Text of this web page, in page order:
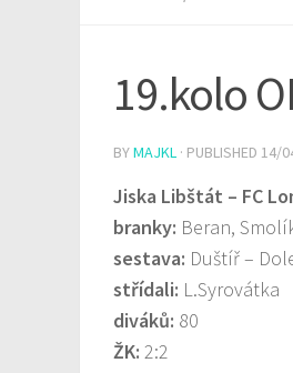
19.kolo
BYMAJKL · PUBLISHED 14/
Jiska Libštát – FC
branky: Beran,
sestava: Duštíř –
střídali: L.Syrovátka
diváků: 80
ŽK: 2:2